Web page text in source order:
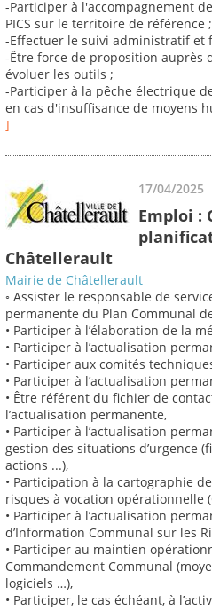
-Participer à l'accompagnement
PICS sur le territoire de référence ;
-Effectuer le suivi administratif et
-Être force de proposition auprès
évoluer les outils ;
-Participer à la pêche électrique
en cas d'insuffisance de moyens
]
17/04/2025
Emploi :
Châtellerault
Mairie de Châtellerault
◦ Assister le responsable de
permanente du Plan Communal
• Participer à l’élaboration de la
• Participer à l’actualisation
• Participer aux comités
• Participer à l’actualisation
• Être référent du fichier de
l’actualisation permanente,
• Participer à l’actualisation
gestion des situations d’urgence
actions ...),
• Participation à la cartographie
risques à vocation opérationnelle
• Participer à l’actualisation
d’Information Communal sur les
• Participer au maintien
Commandement Communal
logiciels …),
• Participer, le cas échéant, à